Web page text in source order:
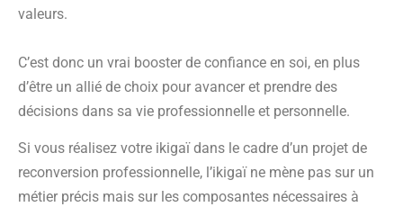
valeurs.
C’est donc un vrai booster de confiance en soi, en plus
d’être un allié de choix pour avancer et prendre des
décisions dans sa vie professionnelle et personnelle.
Si vous réalisez votre ikigaï dans le cadre d’un projet de
reconversion professionnelle, l’ikigaï ne mène pas sur un
métier précis mais sur les composantes nécessaires à